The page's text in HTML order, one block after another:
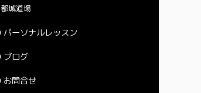
都城道場
パーソナルレッスン
ブログ
お問合せ